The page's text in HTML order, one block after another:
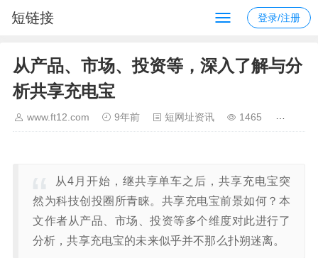
短链接 登录/注册
从产品、市场、投资等，深入了解与分
析共享充电宝
www.ft12.com 9年前 短网址资讯 1465
从4月开始，继共享单车之后，共享充电宝突
然为科技创投圈所青睐。共享充电宝前景如何？本
文作者从产品、市场、投资等多个维度对此进行了
分析，共享充电宝的未来似乎并不那么扑朔迷离。